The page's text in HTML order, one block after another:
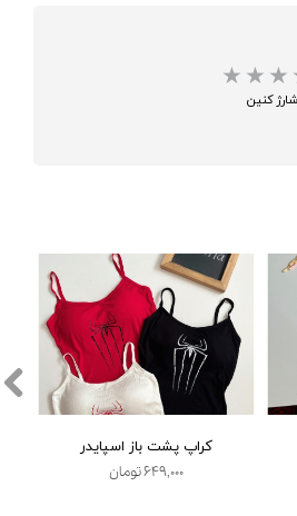
کنین
کراپ پشت باز اسپایدر
۶۴۹,۰۰۰ تومان